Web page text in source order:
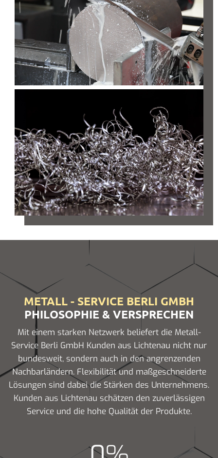
METALL - SERVICE BERLI GMBH
PHILOSOPHIE & VERSPRECHEN
Mit einem starken Netzwerk beliefert die Metall-
Service Berli GmbH Kunden aus Lichtenau nicht nur
bundesweit, sondern auch in den angrenzenden
Nachbarländern. Flexibilität und maßgeschneiderte
Lösungen sind dabei die Stärken des Unternehmens.
Kunden aus Lichtenau schätzen den zuverlässigen
Service und die hohe Qualität der Produkte.